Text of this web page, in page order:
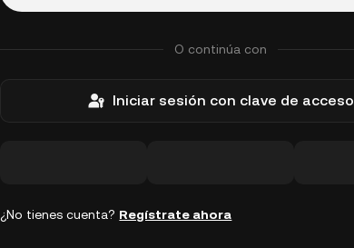
O continúa con
Iniciar sesión con clave de acceso
¿No tienes cuenta? Regístrate ahora